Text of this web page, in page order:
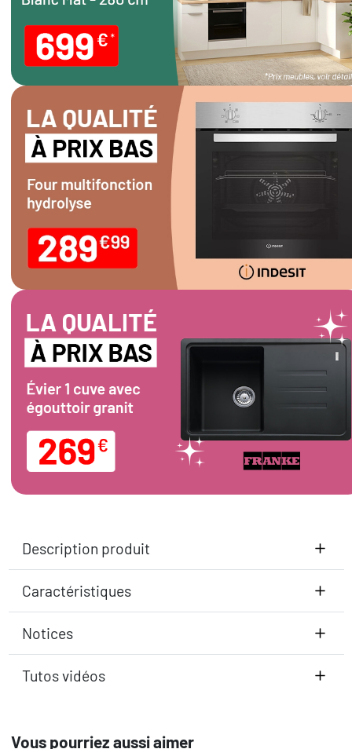
Description produit
Caractéristiques
Notices
Tutos vidéos
Vous pourriez aussi aimer